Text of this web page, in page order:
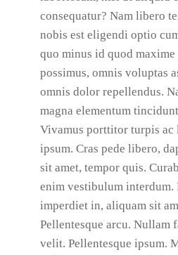
consequatur? Nam libero
nobis est eligendi optio
quo minus id quod maxime
possimus, omnis voluptas
omnis dolor repellendus.
magna elementum
Vivamus porttitor turpis ac
ipsum. Cras pede libero,
sit amet, tempor quis.
enim vestibulum interdum.
imperdiet in, aliquam sit
Pellentesque arcu. Nullam
velit. Pellentesque ipsum.